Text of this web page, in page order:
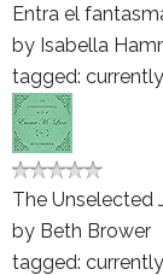
Entra el
by Isabella
tagged:
The Unselected
by Beth Brower
tagged: